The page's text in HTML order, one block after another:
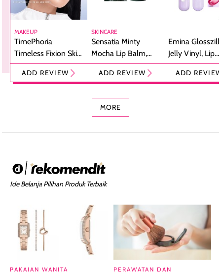
MAKEUP
TimePhoria
Timeless Fixion Skin
Tint Stick,
Foundation dan
ADD REVIEW
SKINCARE
Sensatia Minty
Mocha Lip Balm,
Pelembap Bibir
dengan Aroma
ADD REVIEW
Emina
Jelly Vinyl, Lip
Cream Glossy
Ringan
ADD
MORE
Ide Belanja Pilihan Produk Terbaik
PAKAIAN WANITA PERAWATAN DAN